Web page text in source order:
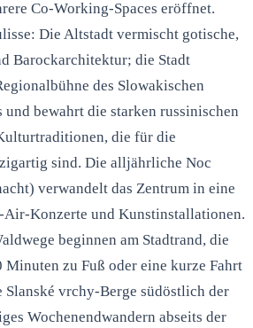
Co-Working-Spaces eröffnet.
Die Altstadt vermischt gotische,
Barockarchitektur; die Stadt
des Slowakischen
und bewahrt die starken russinischen
die für die
sind. Die alljährliche Noc
verwandelt das Zentrum in eine
Air-Konzerte und Kunstinstallationen.
beginnen am Stadtrand, die
Minuten zu Fuß oder eine kurze Fahrt
Slanské vrchy-Berge südöstlich der
Wochenendwandern abseits der